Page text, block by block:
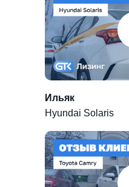
Ильяк
Hyundai Solaris